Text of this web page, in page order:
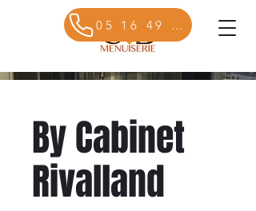
05 16 49 27 41
By Cabinet
Rivalland